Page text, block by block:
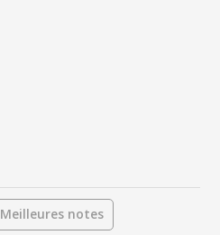
Meilleures notes